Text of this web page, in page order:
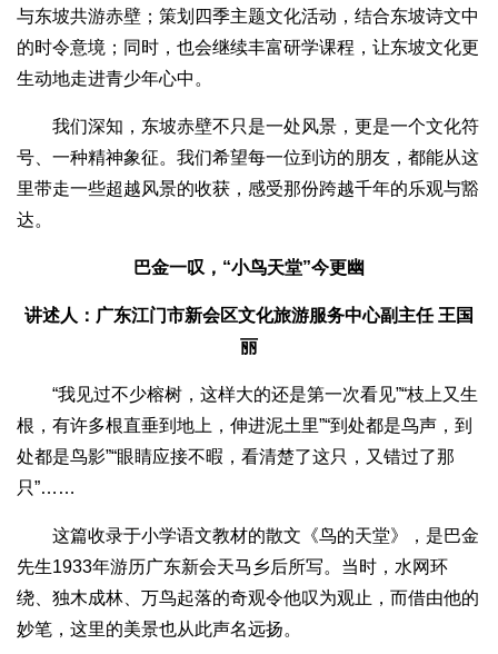
与东坡共游赤壁；策划四季主题文化活动，结合东坡诗文中
的时令意境；同时，也会继续丰富研学课程，让东坡文化更
生动地走进青少年心中。
我们深知，东坡赤壁不只是一处风景，更是一个文化符
号、一种精神象征。我们希望每一位到访的朋友，都能从这
里带走一些超越风景的收获，感受那份跨越千年的乐观与豁
达。
巴金一叹，“小鸟天堂”今更幽
讲述人：广东江门市新会区文化旅游服务中心副主任 王国
丽
“我见过不少榕树，这样大的还是第一次看见”“枝上又生
根，有许多根直垂到地上，伸进泥土里”“到处都是鸟声，到
处都是鸟影”“眼睛应接不暇，看清楚了这只，又错过了那
只”……
这篇收录于小学语文教材的散文《鸟的天堂》，是巴金
先生1933年游历广东新会天马乡后所写。当时，水网环
绕、独木成林、万鸟起落的奇观令他叹为观止，而借由他的
妙笔，这里的美景也从此声名远扬。